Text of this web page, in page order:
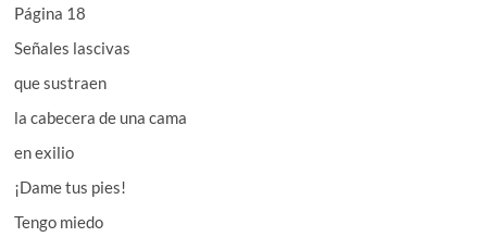
Página 18
Señales lascivas
que sustraen
la cabecera de una cama
en exilio
¡Dame tus pies!
Tengo miedo